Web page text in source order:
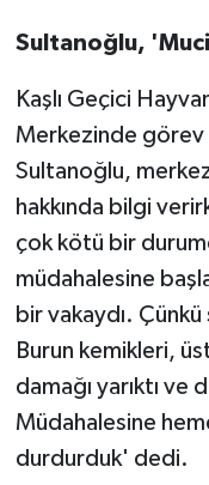
Sultanoğlu,
Kaşlı Geçici
Merkezinde görev
Sultanoğlu,
hakkında bilgi
çok kötü bir
müdahalesine
bir vakaydı.
Burun kemikleri,
damağı yarıktı ve
Müdahalesine
durdurduk' dedi.